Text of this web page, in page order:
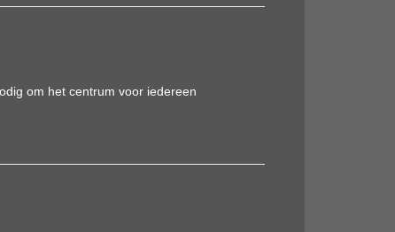
om het centrum voor iedereen